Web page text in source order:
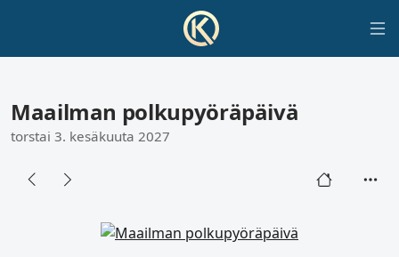
Maailman polkupyöräpäivä
torstai 3. kesäkuuta 2027